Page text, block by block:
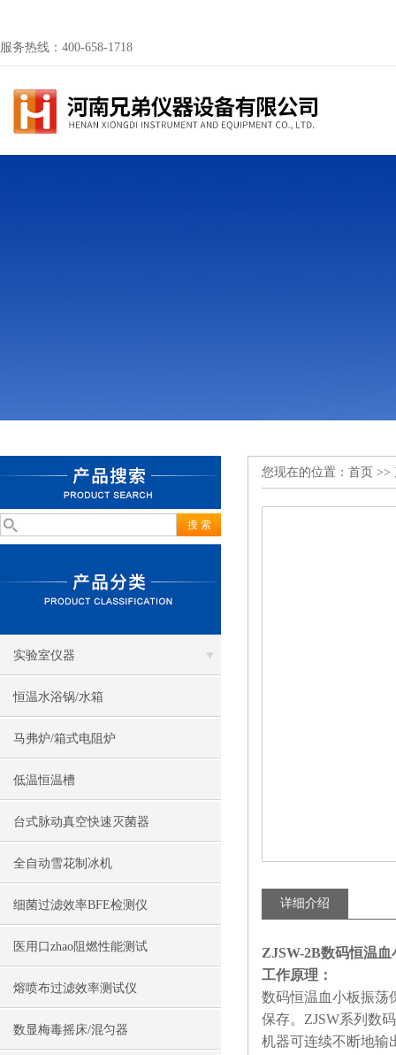
服务热线：400-658-1718
实验室仪器
恒温水浴锅/水箱
马弗炉/箱式电阻炉
低温恒温槽
台式脉动真空快速灭菌器
全自动雪花制冰机
细菌过滤效率BFE检测仪
医用口zhao阻燃性能测试
熔喷布过滤效率测试仪
数显梅毒摇床/混匀器
您现在的位置： 首页 >>
详细介绍
ZJSW-2B数码恒温
工作原理：
数码恒温血小板振荡
保存。ZJSW系列数
机器可连续不断地输